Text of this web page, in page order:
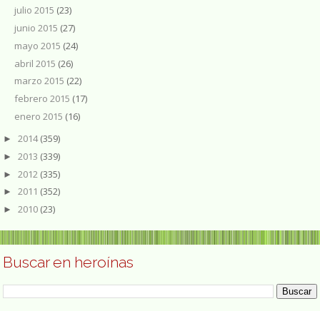
julio 2015 (23)
junio 2015 (27)
mayo 2015 (24)
abril 2015 (26)
marzo 2015 (22)
febrero 2015 (17)
enero 2015 (16)
► 2014(359)
► 2013 (339)
► 2012 (335)
► 2011 (352)
► 2010 (23)
Buscar en heroínas